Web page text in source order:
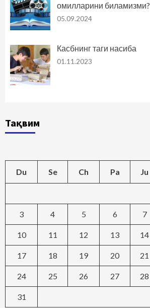
омилларини биламизми?
05.09.2024
Касбнинг таги насиба
01.11.2023
Тақвим
Du Se Ch Pa Ju
3 4 5 6 7
10 11 12 13 14
17 18 19 20 21
24 25 26 27 28
31